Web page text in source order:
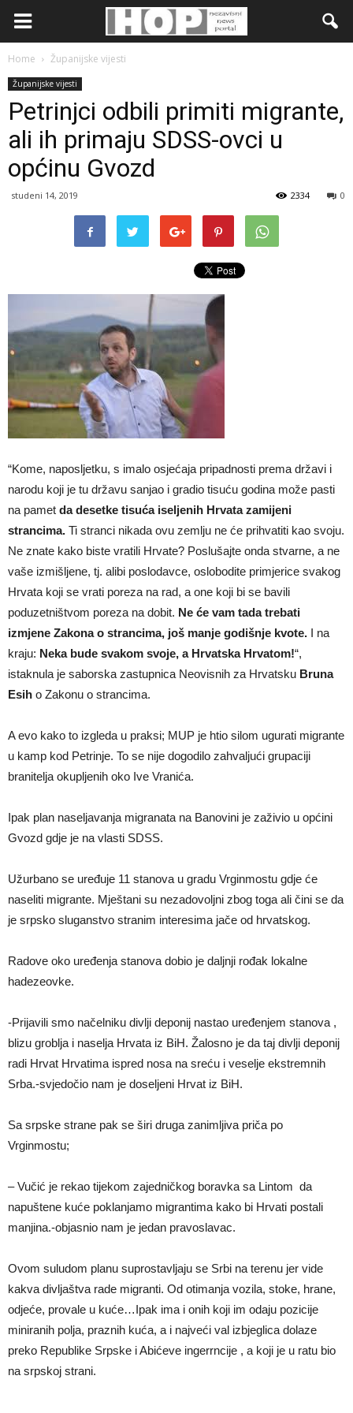
Home Županijske vijesti
Županijske vijesti
Petrinjci odbili primiti migrante,
ali ih primaju SDSS-ovci u
općinu Gvozd
studeni 14, 2019 0
2334
“Kome, naposljetku, s imalo osjećaja pripadnosti prema državi i
narodu koji je tu državu sanjao i gradio tisuću godina može pasti
na pamet da desetke tisuća iseljenih Hrvata zamijeni
strancima. Ti stranci nikada ovu zemlju ne će prihvatiti kao svoju.
Ne znate kako biste vratili Hrvate? Poslušajte onda stvarne, a ne
vaše izmišljene, tj. alibi poslodavce, oslobodite primjerice svakog
Hrvata koji se vrati poreza na rad, a one koji bi se bavili
poduzetništvom poreza na dobit. Ne će vam tada trebati
izmjene Zakona o strancima, još manje godišnje kvote. I na
kraju: Neka bude svakom svoje, a Hrvatska Hrvatom!“,
istaknula je saborska zastupnica Neovisnih za Hrvatsku Bruna
Esih o Zakonu o strancima.
A evo kako to izgleda u praksi; MUP je htio silom ugurati migrante
u kamp kod Petrinje. To se nije dogodilo zahvaljući grupaciji
branitelja okupljenih oko Ive Vranića.
Ipak plan naseljavanja migranata na Banovini je zaživio u općini
Gvozd gdje je na vlasti SDSS.
Užurbano se uređuje 11 stanova u gradu Vrginmostu gdje će
naseliti migrante. Mještani su nezadovoljni zbog toga ali čini se da
je srpsko sluganstvo stranim interesima jače od hrvatskog.
Radove oko uređenja stanova dobio je daljnji rođak lokalne
hadezeovke.
-Prijavili smo načelniku divlji deponij nastao uređenjem stanova ,
blizu groblja i naselja Hrvata iz BiH. Žalosno je da taj divlji deponij
radi Hrvat Hrvatima ispred nosa na sreću i veselje ekstremnih
Srba.-svjedočio nam je doseljeni Hrvat iz BiH.
Sa srpske strane pak se širi druga zanimljiva priča po
Vrginmostu;
– Vučić je rekao tijekom zajedničkog boravka sa Lintom da
napuštene kuće poklanjamo migrantima kako bi Hrvati postali
manjina.-objasnio nam je jedan pravoslavac.
Ovom suludom planu suprostavljaju se Srbi na terenu jer vide
kakva divljaštva rade migranti. Od otimanja vozila, stoke, hrane,
odjeće, provale u kuće…Ipak ima i onih koji im odaju pozicije
miniranih polja, praznih kuća, a i najveći val izbjeglica dolaze
preko Republike Srpske i Abićeve ingerrncije , a koji je u ratu bio
na srpskoj strani.